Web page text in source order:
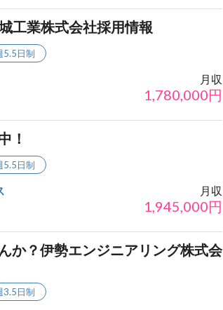
工業株式会社採用情報
5.5日制
月収
1,780,000円
！
5.5日制
月収
1,945,000円
か？伊勢エンジニアリング株式会
3.5日制